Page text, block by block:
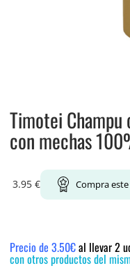
Timotei
con mechas
3.95 € Compra
Precio de 3.50€al llevar 2
con otros productos del